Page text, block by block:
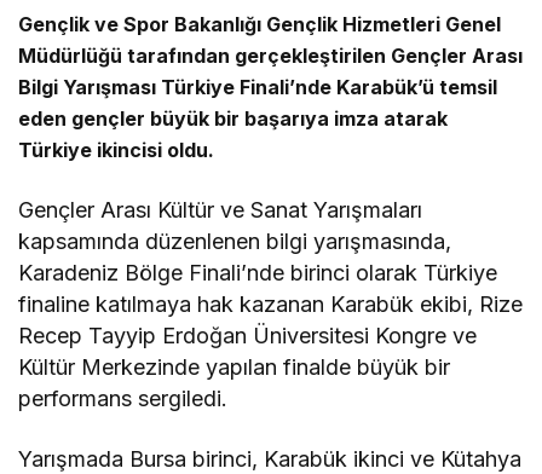
Gençlik ve Spor Bakanlığı Gençlik Hizmetleri Genel
Müdürlüğü tarafından gerçekleştirilen Gençler Arası
Bilgi Yarışması Türkiye Finali’nde Karabük’ü temsil
eden gençler büyük bir başarıya imza atarak
Türkiye ikincisi oldu.
Gençler Arası Kültür ve Sanat Yarışmaları
kapsamında düzenlenen bilgi yarışmasında,
Karadeniz Bölge Finali’nde birinci olarak Türkiye
finaline katılmaya hak kazanan Karabük ekibi, Rize
Recep Tayyip Erdoğan Üniversitesi Kongre ve
Kültür Merkezinde yapılan finalde büyük bir
performans sergiledi.
Yarışmada Bursa birinci, Karabük ikinci ve Kütahya